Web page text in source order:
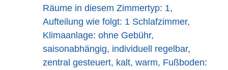
Räume in diesem Zimmertyp: 1,
Aufteilung wie folgt: 1 Schlafzimmer,
Klimaanlage: ohne Gebühr,
saisonabhängig, individuell regelbar,
zentral gesteuert, kalt, warm, Fußboden: